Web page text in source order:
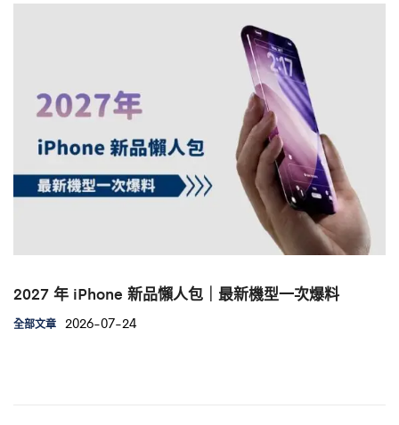
2027 年 iPhone 新品懶人包｜最新機型一次爆料
全部文章 2026-07-24